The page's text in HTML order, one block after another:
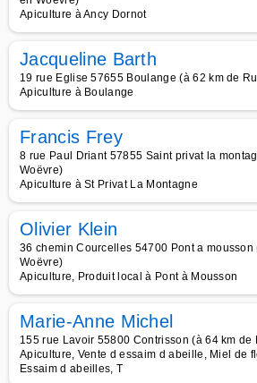
Apiculture à Ancy Dornot
Jacqueline Barth
19 rue Eglise 57655 Boulange (à 62 km de
Apiculture à Boulange
Francis Frey
8 rue Paul Driant 57855 Saint privat la
Woëvre)
Apiculture à St Privat La Montagne
Olivier Klein
36 chemin Courcelles 54700 Pont a mousson
Woëvre)
Apiculture, Produit local à Pont à Mousson
Marie-Anne Michel
155 rue Lavoir 55800 Contrisson (à 64 km de
Apiculture, Vente d essaim d abeille, Miel de
Essaim d abeilles, T